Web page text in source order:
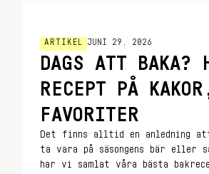
ARTIKEL JUNI 29, 2026
DAGS ATT BAKA?
RECEPT PÅ
FAVORITER
Det finns alltid en anledning
ta vara på säsongens bär eller
har vi samlat våra bästa